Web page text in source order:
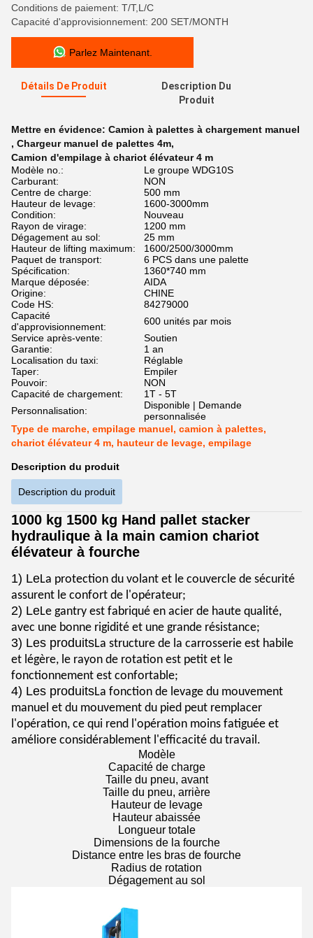
Conditions de paiement: T/T,L/C
Capacité d'approvisionnement: 200 SET/MONTH
Parlez Maintenant.
Détails De Produit
Description Du
Produit
Mettre en évidence: Camion à palettes à chargement manuel
, Chargeur manuel de palettes 4m,
Camion d'empilage à chariot élévateur 4 m
Modèle no.:
Le groupe WDG10S
Carburant:
NON
Centre de charge:
500 mm
Hauteur de levage:
1600-3000mm
Condition:
Nouveau
Rayon de virage:
1200 mm
Dégagement au sol:
25 mm
Hauteur de lifting maximum:
1600/2500/3000mm
Paquet de transport:
6 PCS dans une palette
Spécification:
1360*740 mm
Marque déposée:
AIDA
Origine:
CHINE
Code HS:
84279000
Capacité
d'approvisionnement:
600 unités par mois
Service après-vente:
Soutien
Garantie:
1 an
Localisation du taxi:
Réglable
Taper:
Empiler
Pouvoir:
NON
Capacité de chargement:
1T - 5T
Personnalisation:
Disponible | Demande
personnalisée
Type de marche, empilage manuel, camion à palettes,
chariot élévateur 4 m, hauteur de levage, empilage
Description du produit
Description du produit
1000 kg 1500 kg Hand pallet stacker
hydraulique à la main camion chariot
élévateur à fourche
1) LeLa protection du volant et le couvercle de sécurité
assurent le confort de l'opérateur;
2) LeLe gantry est fabriqué en acier de haute qualité,
avec une bonne rigidité et une grande résistance;
3) Les produitsLa structure de la carrosserie est habile
et légère, le rayon de rotation est petit et le
fonctionnement est confortable;
4) Les produitsLa fonction de levage du mouvement
manuel et du mouvement du pied peut remplacer
l'opération, ce qui rend l'opération moins fatiguée et
améliore considérablement l'efficacité du travail.
Modèle
Capacité de charge
Taille du pneu, avant
Taille du pneu, arrière
Hauteur de levage
Hauteur abaissée
Longueur totale
Dimensions de la fourche
Distance entre les bras de fourche
Radius de rotation
Dégagement au sol